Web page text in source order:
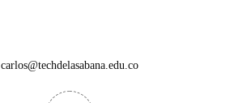
carlos@techdelasabana.edu.co